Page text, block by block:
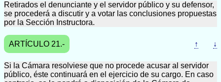
Retirados el denunciante y el servidor público y su defensor,
se procederá a discutir y a votar las conclusiones propuestas
por la Sección Instructora.
ARTÍCULO 21.- ↑ ↓
Si la Cámara resolviese que no procede acusar al servidor
público, éste continuará en el ejercicio de su cargo. En caso